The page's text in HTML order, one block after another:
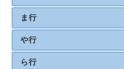
ま行
や行
ら行